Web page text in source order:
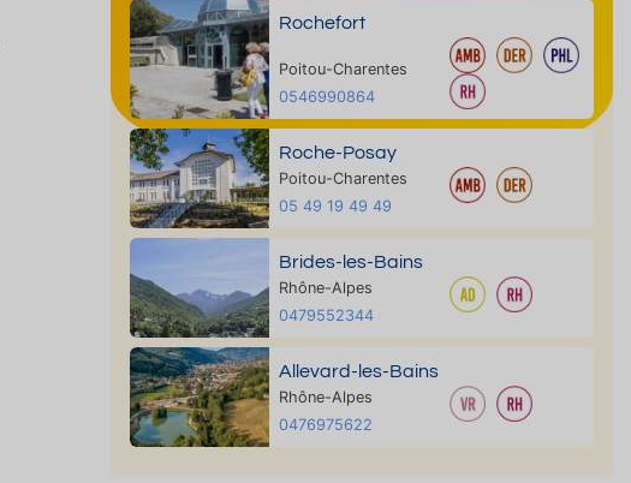
Rochefort
Poitou-Charentes
0546990864
Roche-Posay
Poitou-Charentes
05 49 19 49 49
Brides-les-Bains
Rhône-Alpes
0479552344
Allevard-les-Bains
Rhône-Alpes
0476975622